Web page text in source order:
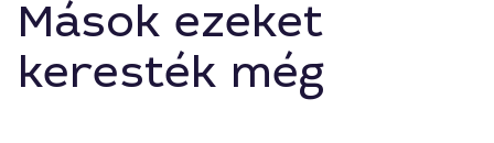
Mások ezeket
keresték még